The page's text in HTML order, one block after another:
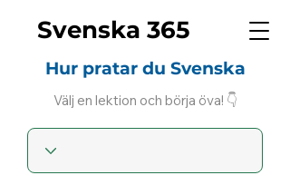
Svenska 365
Hur pratar du Svenska
Välj en lektion och börja öva! 👇